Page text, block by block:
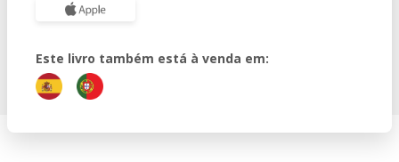
Este livro também está à venda em: